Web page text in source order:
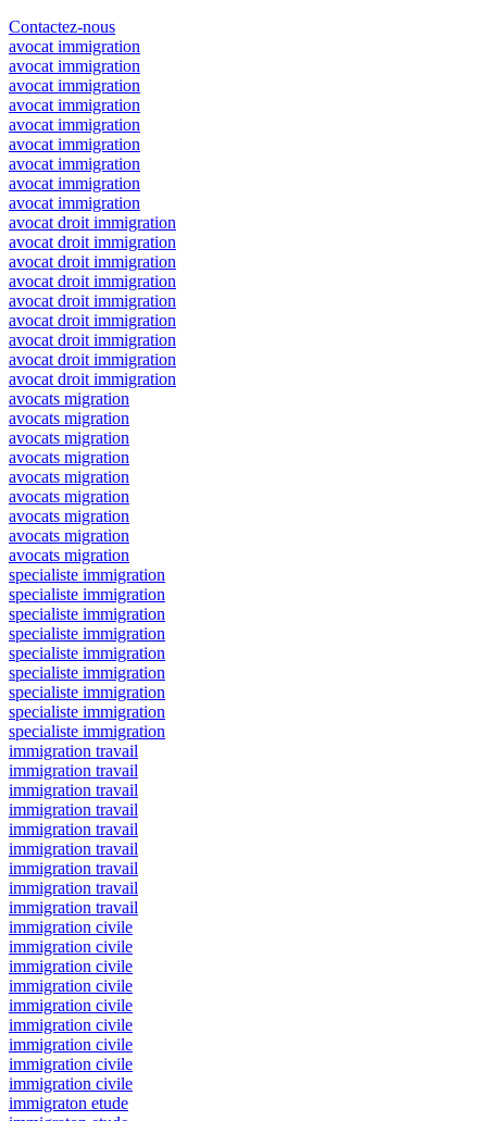
Contactez-nous
avocat immigration
avocat immigration
avocat immigration
avocat immigration
avocat immigration
avocat immigration
avocat immigration
avocat immigration
avocat immigration
avocat droit immigration
avocat droit immigration
avocat droit immigration
avocat droit immigration
avocat droit immigration
avocat droit immigration
avocat droit immigration
avocat droit immigration
avocat droit immigration
avocats migration
avocats migration
avocats migration
avocats migration
avocats migration
avocats migration
avocats migration
avocats migration
avocats migration
specialiste immigration
specialiste immigration
specialiste immigration
specialiste immigration
specialiste immigration
specialiste immigration
specialiste immigration
specialiste immigration
specialiste immigration
immigration travail
immigration travail
immigration travail
immigration travail
immigration travail
immigration travail
immigration travail
immigration travail
immigration travail
immigration civile
immigration civile
immigration civile
immigration civile
immigration civile
immigration civile
immigration civile
immigration civile
immigration civile
immigraton etude